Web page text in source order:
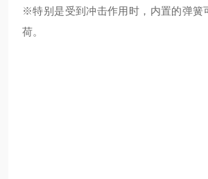
※特别是受到冲击作用时，内置的弹簧
荷。